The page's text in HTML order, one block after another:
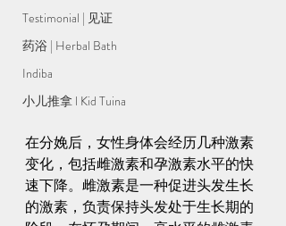
Testimonial | 见证
药浴 | Herbal Bath
Indiba
小儿推拿 l Kid Tuina
在分娩后，女性身体会经历几种激素
变化，包括雌激素和孕激素水平的快
速下降。雌激素是一种促进头发生长
的激素，负责保持头发处于生长期的